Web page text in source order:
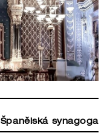
Španělská synagoga